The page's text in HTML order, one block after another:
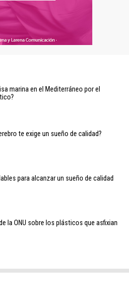
marina en el Mediterráneo por el
te exige un sueño de calidad?
para alcanzar un sueño de calidad
la ONU sobre los plásticos que asfixian